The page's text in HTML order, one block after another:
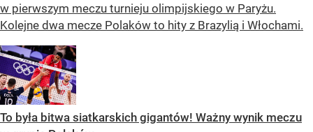
w pierwszym meczu turnieju olimpijskiego w Paryżu.
Kolejne dwa mecze Polaków to hity z Brazylią i Włochami.
To była bitwa siatkarskich gigantów! Ważny wynik meczu